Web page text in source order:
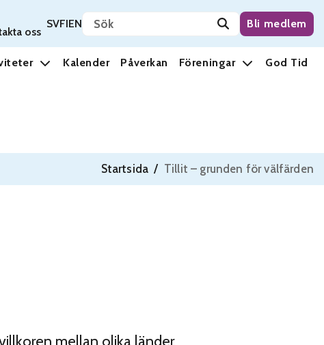
oss
Svenska
SVSuomi
FIEnglish
ENSök på sidan Bli medlem
Kalender Påverkan Föreningar God Tid
Startsida / Tillit – grunden för välfärden
mellan olika länder,